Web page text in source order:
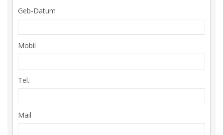
Geb-Datum
Mobil
Tel.
Mail